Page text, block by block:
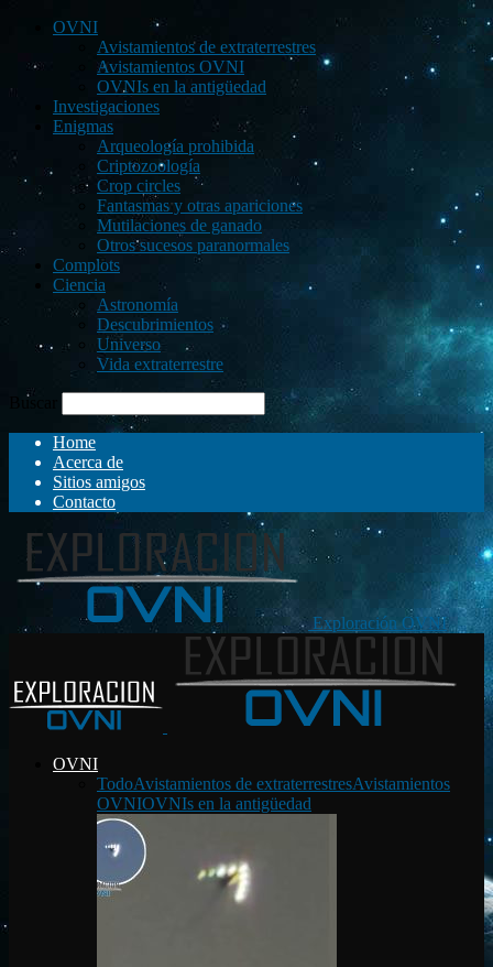
OVNI
Avistamientos de extraterrestres
Avistamientos OVNI
OVNIs en la antigüedad
Investigaciones
Enigmas
Arqueología prohibida
Criptozoología
Crop circles
Fantasmas y otras apariciones
Mutilaciones de ganado
Otros sucesos paranormales
Complots
Ciencia
Astronomía
Descubrimientos
Universo
Vida extraterrestre
Buscar
Home
Acerca de
Sitios amigos
Contacto
Exploración OVNI
OVNI
TodoAvistamientos de extraterrestresAvistamientos
OVNIOVNIs en la antigüedad